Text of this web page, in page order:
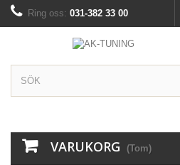
Ring oss: 031-382 33 00
VARUKORG (Tom)